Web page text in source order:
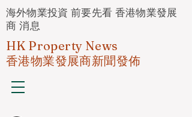
海外物業投資 前要先看 香港物業發展
商 消息
HK Property News
香港物業發展商新聞發佈